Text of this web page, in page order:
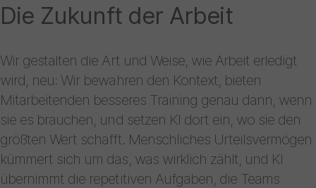
Die Zukunft der Arbeit
Wir gestalten die Art und Weise, wie Arbeit erledigt
wird, neu: Wir bewahren den Kontext, bieten
Mitarbeitenden besseres Training genau dann, wenn
sie es brauchen, und setzen KI dort ein, wo sie den
größten Wert schafft. Menschliches Urteilsvermögen
kümmert sich um das, was wirklich zählt, und KI
übernimmt die repetitiven Aufgaben, die Teams